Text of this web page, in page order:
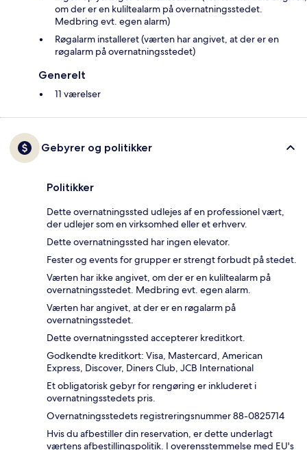
om der er en kuliltealarm på overnatningsstedet.
Medbring evt. egen alarm)
Røgalarm installeret (værten har angivet, at der er en
røgalarm på overnatningsstedet)
Generelt
11 værelser
Gebyrer og politikker
Politikker
Dette overnatningssted udlejes af en professionel vært,
der udlejer som en virksomhed eller et erhverv.
Dette overnatningssted har ingen elevator.
Fester og events for grupper er strengt forbudt på stedet.
Værten har ikke angivet, om der er en kuliltealarm på
overnatningsstedet. Medbring evt. egen alarm.
Værten har angivet, at der er en røgalarm på
overnatningsstedet.
Dette overnatningssted accepterer kreditkort.
Godkendte kreditkort: Visa, Mastercard, American
Express, Discover, Diners Club, JCB International
Et obligatorisk gebyr for rengøring er inkluderet i
overnatningsstedets pris.
Overnatningsstedets registreringsnummer 88-0825714
Hvis du afbestiller din reservation, er dette underlagt
værtens afbestillingspolitik. I overensstemmelse med EU's